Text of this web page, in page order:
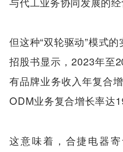
但这种“双轮驱动”模式的
招股书显示，2023年至
有品牌业务收入年复合
ODM业务复合增长率达
这意味着，合捷电器